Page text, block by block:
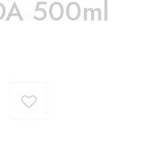
500ml